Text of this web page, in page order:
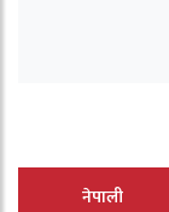
नेपाली